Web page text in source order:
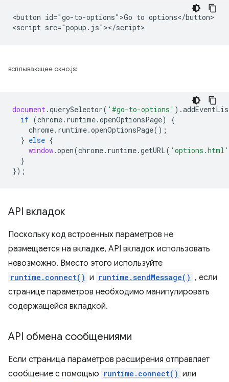
<button id="go-to-options">Go to options</button>
всплывающее окно.js:
document .querySelector( '#go-to-options' ).
if (chrome. runtime.openOptionsPage)
{
chrome. runtime.openOptionsPage();
} else {
window.open(chrome. runtime.getURL( 'options.html'
}
});
API вкладок
Поскольку код встроенных параметров не
размещается на вкладке, API вкладок использовать
невозможно. Вместо этого используйте
runtime.connect() и runtime.sendMessage() , если
странице параметров необходимо манипулировать
содержащейся вкладкой.
API обмена сообщениями
Если страница параметров расширения отправляет
сообщение с помощью runtime.connect() или